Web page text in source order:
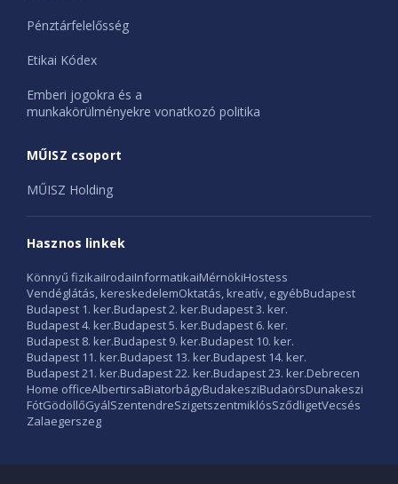
Pénztárfelelősség
Etikai Kódex
Emberi jogokra és a
munkakörülményekre vonatkozó politika
MŰISZ csoport
MŰISZ Holding
Hasznos linkek
Könnyű fizikaiIrodaiInformatikaiMérnökiHostess
Vendéglátás, kereskedelemOktatás, kreatív, egyébBudapest
Budapest 1. ker.Budapest 2. ker.Budapest 3. ker.
Budapest 4. ker.Budapest 5. ker.Budapest 6. ker.
Budapest 8. ker.Budapest 9. ker.Budapest 10. ker.
Budapest 11. ker.Budapest 13. ker.Budapest 14. ker.
Budapest 21. ker.Budapest 22. ker.Budapest 23. ker.Debrecen
Home officeAlbertirsaBiatorbágyBudakesziBudaörsDunakeszi
FótGödöllőGyálSzentendreSzigetszentmiklósSződligetVecsés
Zalaegerszeg